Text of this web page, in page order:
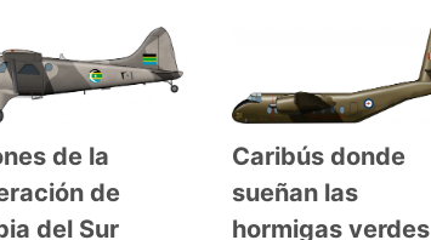
de la
de
del Sur
Caribús donde
sueñan las
hormigas verdes